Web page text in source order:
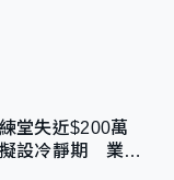
堂失近$200萬
設冷靜期 業界